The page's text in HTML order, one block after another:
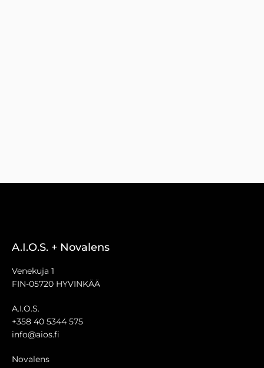
A.I.O.S. + Novalens
Venekuja 1
FIN-05720 HYVINKÄÄ
A.I.O.S.
+358 40 5344 575
info@aios.fi
Novalens